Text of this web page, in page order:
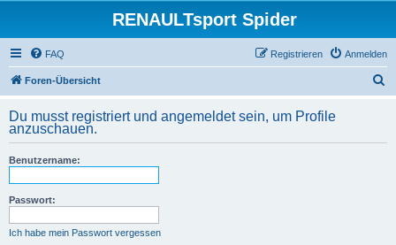
RENAULTsport Spider
FAQ Anmelden
Registrieren
Foren-Übersicht
h
Du musst registriert und angemeldet sein, um Profile
anzuschauen.
Benutzername:
Passwort:
Ich habe mein Passwort vergessen